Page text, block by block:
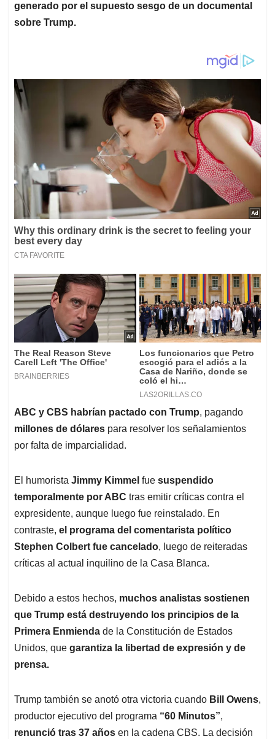
generado por el supuesto sesgo de un documental
sobre Trump.
ABC y CBS habrían pactado con Trump, pagando
millones de dólares para resolver los señalamientos
por falta de imparcialidad.
El humorista Jimmy Kimmel fue suspendido
temporalmente por ABC tras emitir críticas contra el
expresidente, aunque luego fue reinstalado. En
contraste, el programa del comentarista político
Stephen Colbert fue cancelado, luego de reiteradas
críticas al actual inquilino de la Casa Blanca.
Debido a estos hechos, muchos analistas sostienen
que Trump está destruyendo los principios de la
Primera Enmienda de la Constitución de Estados
Unidos, que garantiza la libertad de expresión y de
prensa.
Trump también se anotó otra victoria cuando Bill Owens,
productor ejecutivo del programa “60 Minutos”,
renunció tras 37 años en la cadena CBS. La decisión